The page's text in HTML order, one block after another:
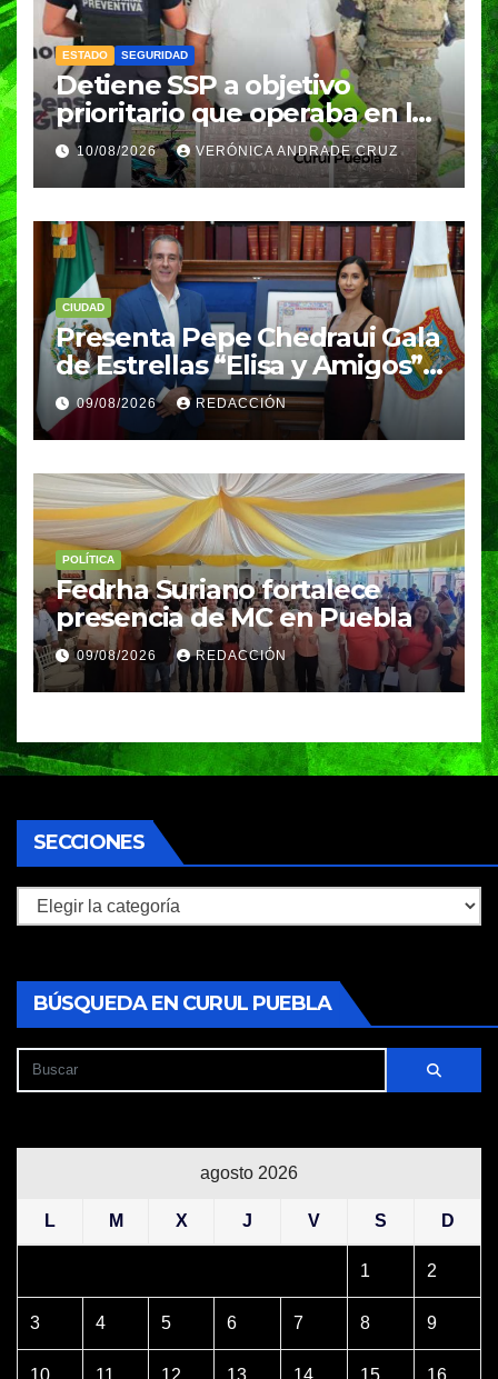
ESTADO SEGURIDAD
Detiene SSP a objetivo
prioritario que operaba en la
Mixteca
10/08/2026 VERÓNICA ANDRADE CRUZ
CIUDAD
Presenta Pepe Chedraui Gala
de Estrellas “Elisa y Amigos”
para fortalecer el acceso a la
cultura en Puebla capital
09/08/2026 REDACCIÓN
POLÍTICA
Fedrha Suriano fortalece
presencia de MC en Puebla
09/08/2026 REDACCIÓN
SECCIONES
Secciones
BÚSQUEDA EN CURUL PUEBLA
agosto 2026
L M X J V S D
1 2
3 4 5 6 7 8 9
10 11 12 13 14 15 16